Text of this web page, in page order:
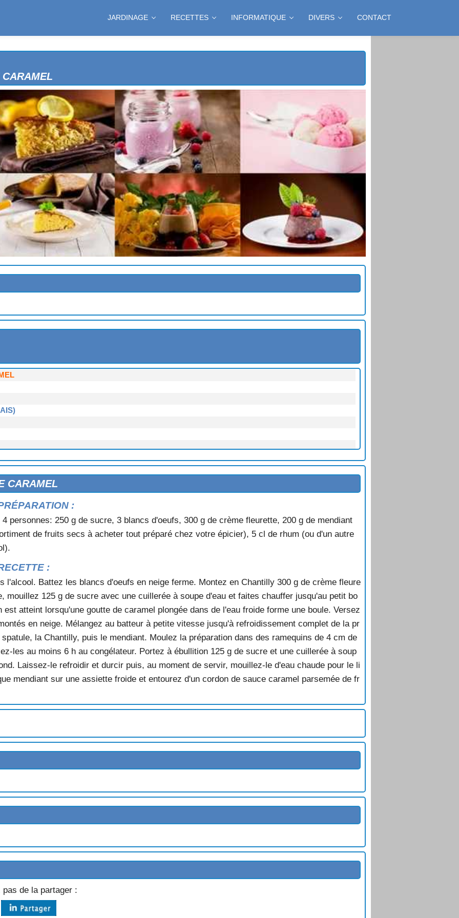
JARDINAGE RECETTES INFORMATIQUE DIVERS CONTACT
POIRES
CARAMEL
:
4 personnes: 250 g de sucre, 3 blancs d'oeufs, 300 g de crème fleurette, 200 g de mendiant
de fruits secs à acheter tout préparé chez votre épicier), 5 cl de rhum (ou d'un autre
:
l'alcool. Battez les blancs d'oeufs en neige ferme. Montez en Chantilly 300 g de crème fleure
mouillez 125 g de sucre avec une cuillerée à soupe d'eau et faites chauffer jusqu'au petit bo
est atteint lorsqu'une goutte de caramel plongée dans de l'eau froide forme une boule. Versez
en neige. Mélangez au batteur à petite vitesse jusqu'à refroidissement complet de la pr
la Chantilly, puis le mendiant. Moulez la préparation dans des ramequins de 4 cm de
les au moins 6 h au congélateur. Portez à ébullition 125 g de sucre et une cuillerée à soup
Laissez-le refroidir et durcir puis, au moment de servir, mouillez-le d'eau chaude pour le li
mendiant sur une assiette froide et entourez d'un cordon de sauce caramel parsemée de fr
pas de la partager :